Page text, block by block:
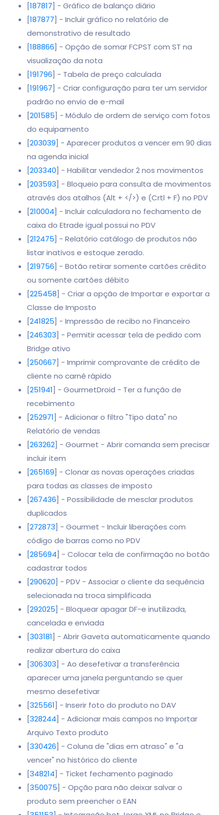
[187817] - Gráfico de balanço diário
[187877] - Incluir gráfico no relatório de
demonstrativo de resultado
[188866] - Opção de somar FCPST com ST na
visualização da nota
[191796] - Tabela de preço calculada
[191967] - Criar configuração para ter um servidor
padrão no envio de e-mail
[201585] - Módulo de ordem de serviço com fotos
do equipamento
[203039] - Aparecer produtos a vencer em 90 dias
na agenda inicial
[203340] - Habilitar vendedor 2 nos movimentos
[203593] - Bloqueio para consulta de movimentos
através dos atalhos (Alt + </>) e (Crtl + F) no PDV
[210004] - Incluir calculadora no fechamento de
caixa do Etrade igual possui no PDV
[212475] - Relatório catálogo de produtos não
listar inativos e estoque zerado.
[219756] - Botão retirar somente cartões crédito
ou somente cartões débito
[225458] - Criar a opção de Importar e exportar a
Classe de Imposto
[241825] - Impressão de recibo no Financeiro
[246303] - Permitir acessar tela de pedido com
Bridge ativo
[250667] - Imprimir comprovante de crédito de
cliente no carnê rápido
[251941] - GourmetDroid - Ter a função de
recebimento
[252971] - Adicionar o filtro "Tipo data" no
Relatório de vendas
[263262] - Gourmet - Abrir comanda sem precisar
incluir item
[265169] - Clonar as novas operações criadas
para todas as classes de imposto
[267436] - Possibilidade de mesclar produtos
duplicados
[272873] - Gourmet - Incluir liberações com
código de barras como no PDV
[285694] - Colocar tela de confirmação no botão
cadastrar todos
[290620] - PDV - Associar o cliente da sequência
selecionada na troca simplificada
[292025] - Bloquear apagar DF-e inutilizada,
cancelada e enviada
[303181] - Abrir Gaveta automaticamente quando
realizar abertura do caixa
[306303] - Ao desefetivar a transferência
aparecer uma janela perguntando se quer
mesmo desefetivar
[325561] - Inserir foto do produto no DAV
[328244] - Adicionar mais campos no Importar
Arquivo Texto produto
[330426] - Coluna de "dias em atraso" e "a
vencer" no histórico do cliente
[348214] - Ticket fechamento paginado
[350075] - Opção para não deixar salvar o
produto sem preencher o EAN